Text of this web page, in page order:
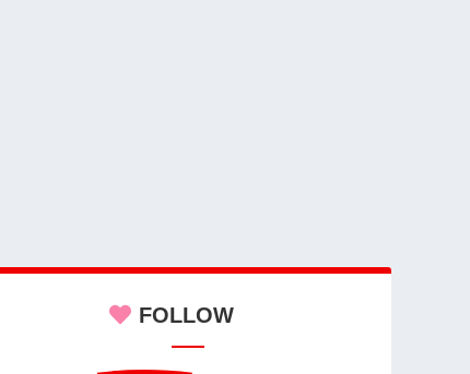
FOLLOW